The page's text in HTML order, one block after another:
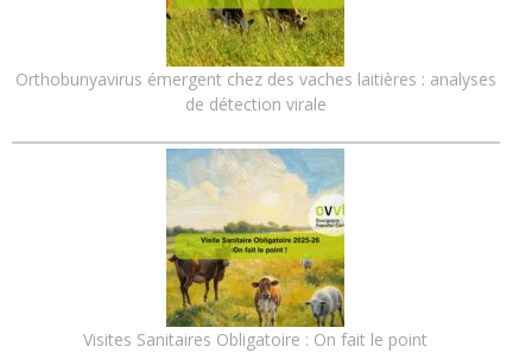
Orthobunyavirus émergent chez des vaches laitières : analyses
de détection virale
Visites Sanitaires Obligatoire : On fait le point